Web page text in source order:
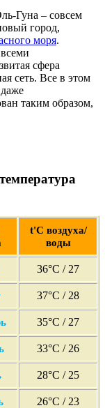
Гуна – совсем
город,
моря.
сфера
сеть. Все в этом
таким образом,
t'С воздуха/
воды
36°C / 27
37°C / 28
35°C / 27
33°C / 26
28°C / 25
26°C / 23